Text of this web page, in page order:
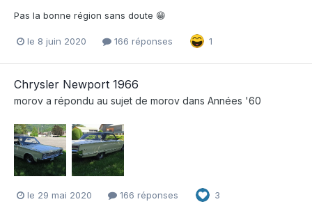
Pas la bonne région sans doute 😁
le 8 juin 2020 166 réponses 1
Chrysler Newport 1966
morov a répondu au sujet de morov dans Années '60
le 29 mai 2020 166 réponses 3